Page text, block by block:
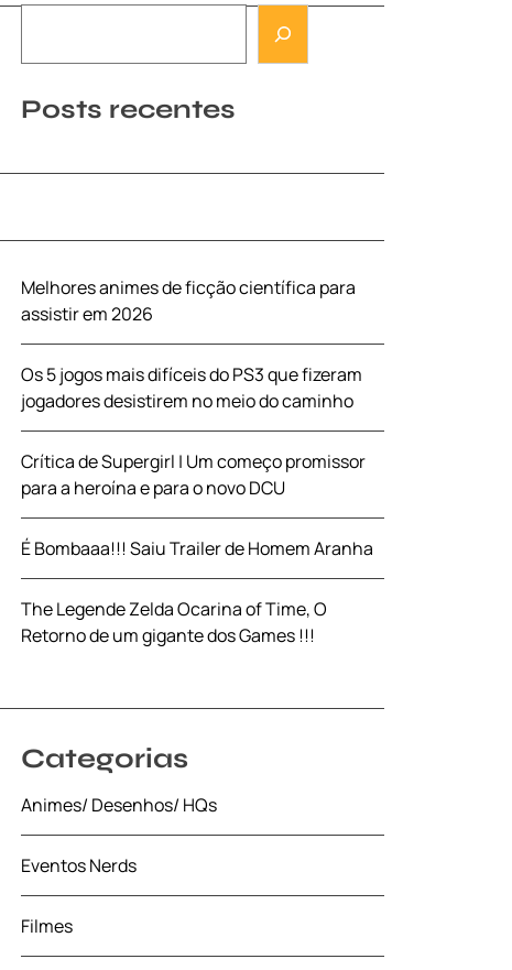
Posts recentes
Melhores animes de ficção científica para
assistir em 2026
Os 5 jogos mais difíceis do PS3 que fizeram
jogadores desistirem no meio do caminho
Crítica de Supergirl | Um começo promissor
para a heroína e para o novo DCU
É Bombaaa!!! Saiu Trailer de Homem Aranha
The Legende Zelda Ocarina of Time, O
Retorno de um gigante dos Games !!!
Categorias
Animes/ Desenhos/ HQs
Eventos Nerds
Filmes